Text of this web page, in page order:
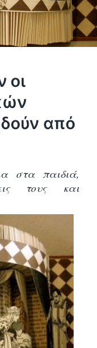
οι
από
στα παιδιά,
τους και